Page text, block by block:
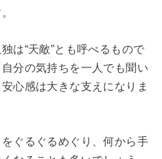
は“天敵”とも呼べるもので
分の気持ちを一人でも聞い
心感は大きな支えになりま
ぐるぐるめぐり、何から手